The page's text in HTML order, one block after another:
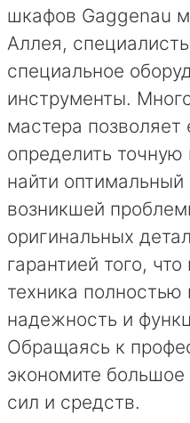
шкафов Gaggenau
Аллея,
специальное
инструменты.
мастера позволяет
определить
найти
возникшей
оригинальных
гарантией того,
техника
надежность и
Обращаясь к
экономите
сил и средств.